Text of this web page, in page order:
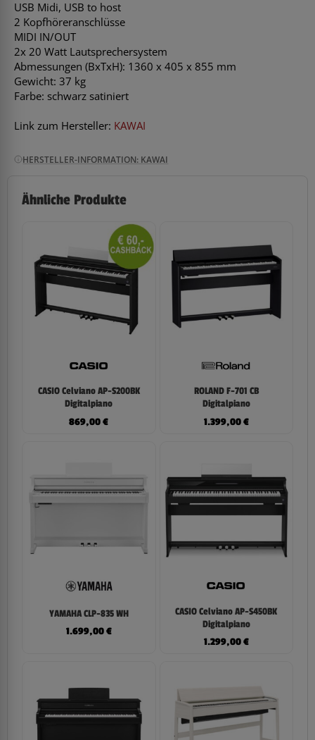
USB Midi, USB to host
2 Kopfhöreranschlüsse
MIDI IN/OUT
2x 20 Watt Lautsprechersystem
Abmessungen (BxTxH): 1360 x 405 x 855 mm
Gewicht: 37 kg
Farbe: schwarz satiniert
Link zum Hersteller: KAWAI
HERSTELLER-INFORMATION: KAWAI
Ähnliche Produkte
CASIO Celviano AP-S200BK
Digitalpiano
869,00€
ROLAND F-701 CB
Digitalpiano
1.399,00€
YAMAHA CLP-835 WH
1.699,00€
CASIO Celviano AP-S450BK
Digitalpiano
1.299,00€